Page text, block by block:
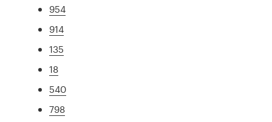
954
914
135
18
540
798